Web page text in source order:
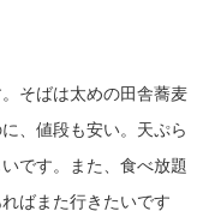
そばは太めの田舎蕎麦
、値段も安い。天ぷら
です。また、食べ放題
ばまた行きたいです